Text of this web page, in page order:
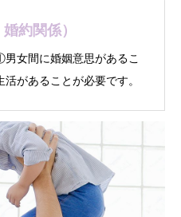
約関係）
女間に婚姻意思があるこ
があることが必要です。